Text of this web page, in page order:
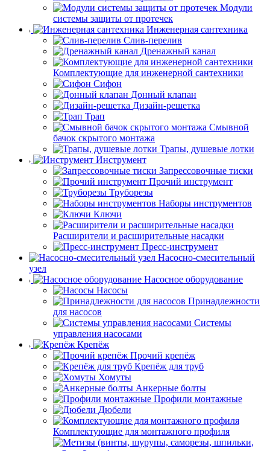
Модули
системы защиты от протечек
Инженерная сантехника
Слив-перелив
Дренажный канал
Комплектующие для инженерной сантехники
Сифон
Донный клапан
Дизайн-решетка
Трап
Смывной
бачок скрытого монтажа
Трапы, душевые лотки
Инструмент
Запрессовочные тиски
Прочий инструмент
Труборезы
Наборы инструментов
Ключи
Расширители и расширительные насадки
Пресс-инструмент
Насосно-смесительный
узел
Насосное оборудование
Насосы
Принадлежности
для насосов
Системы
управления насосами
Крепёж
Прочий крепёж
Крепёж для труб
Хомуты
Анкерные болты
Профили монтажные
Дюбели
Комплектующие для монтажного профиля